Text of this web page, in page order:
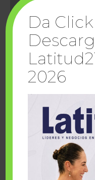
Cuando la
sueños Fairmont
Da
2026